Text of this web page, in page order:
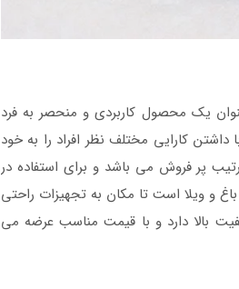
یک محصول کاربردی و منحصر به فرد
کارایی مختلف نظر افراد را به خود
پر فروش می باشد و برای استفاده در
و ویلا است تا مکان به تجهیزات راحتی
بالا دارد و با قیمت مناسب عرضه می